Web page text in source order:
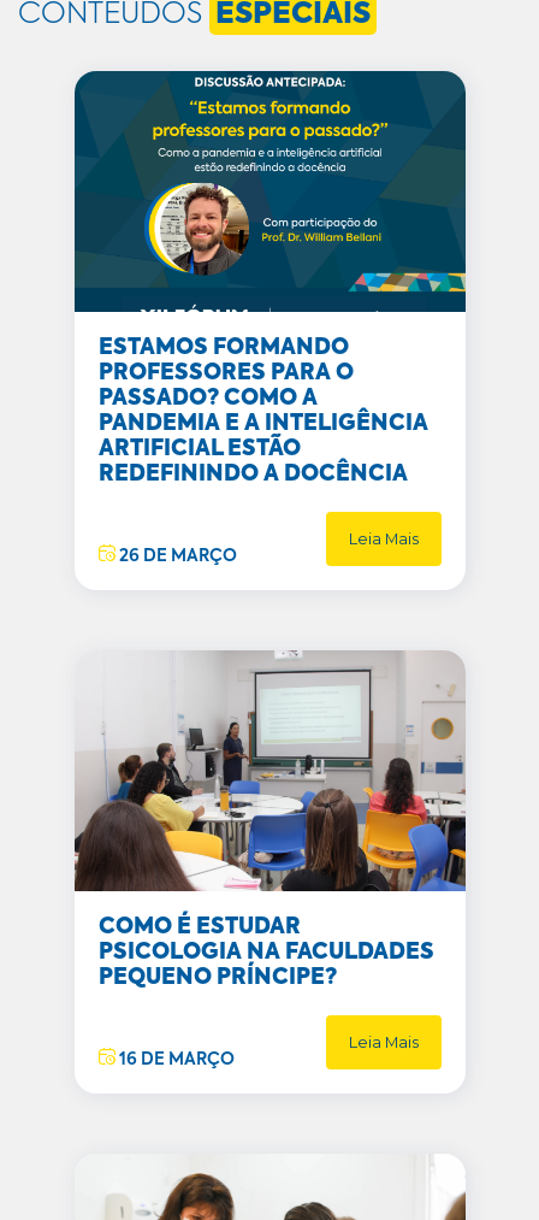
CONTEÚDOS ESPECIAIS
ESTAMOS FORMANDO
PROFESSORES PARA O
PASSADO? COMO A
PANDEMIA E A INTELIGÊNCIA
ARTIFICIAL ESTÃO
REDEFININDO A DOCÊNCIA
26 DE MARÇO
Leia Mais
COMO É ESTUDAR
PSICOLOGIA NA FACULDADES
PEQUENO PRÍNCIPE?
16 DE MARÇO
Leia Mais